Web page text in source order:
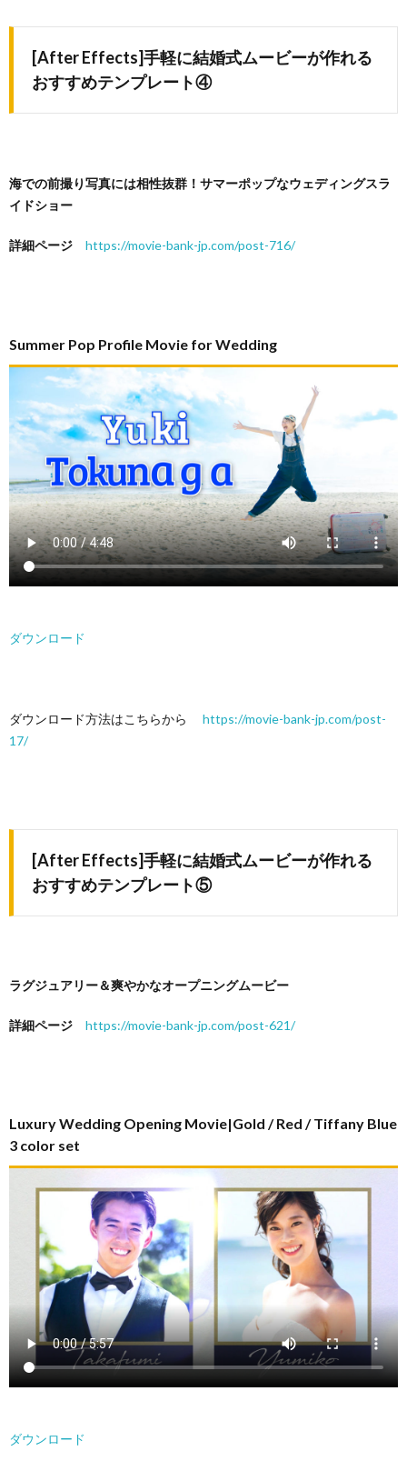
[After Effects]手軽に結婚式ムービーが作れる
おすすめテンプレート④
海での前撮り写真には相性抜群！サマーポップなウェディングスラ
イドショー
詳細ページ https://movie-bank-jp.com/post-716/
Summer Pop Profile Movie for Wedding
ダウンロード
ダウンロード方法はこちらから https://movie-bank-jp.com/post-
17/
[After Effects]手軽に結婚式ムービーが作れる
おすすめテンプレート⑤
ラグジュアリー＆爽やかなオープニングムービー
詳細ページ https://movie-bank-jp.com/post-621/
Luxury Wedding Opening Movie|Gold / Red / Tiffany Blue
3 color set
ダウンロード